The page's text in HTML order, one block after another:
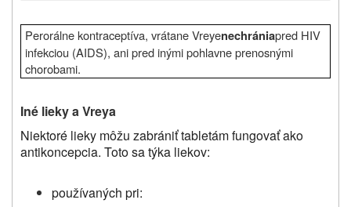
Perorálne kontraceptíva, vrátane Vreyenechrániapred HIV
infekciou (AIDS), ani pred inými pohlavne prenosnými
chorobami.
Iné lieky a Vreya
Niektoré lieky môžu zabrániť tabletám fungovať ako
antikoncepcia. Toto sa týka liekov:
používaných pri: